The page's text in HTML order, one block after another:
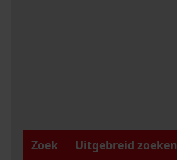
Zoek
Uitgebreid zoeken